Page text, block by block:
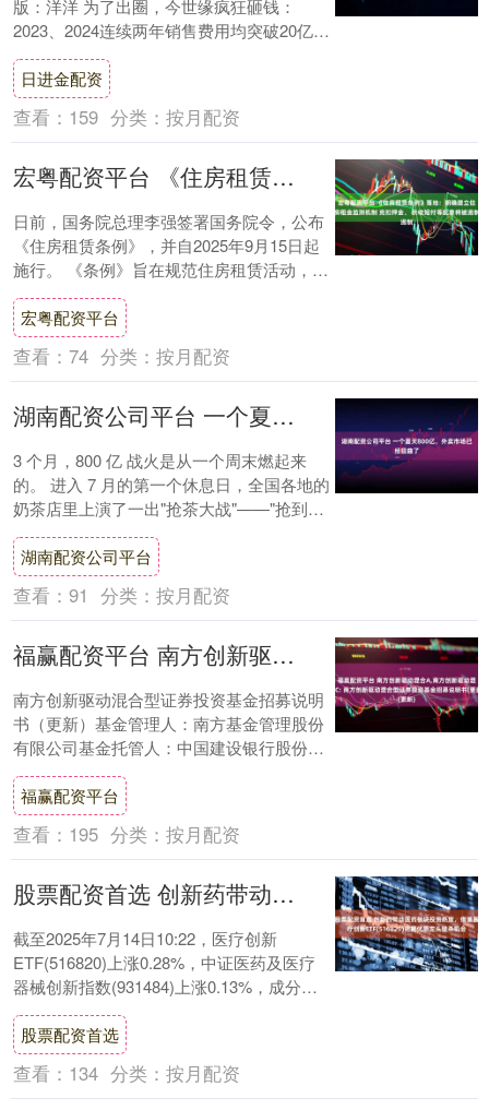
版：洋洋 为了出圈，今世缘疯狂砸钱：
2023、2024连续两年销售费用均突破20亿。
可惜流量这门功课没学好，翻车比出圈快....
日进金配资
查看： 159 分类： 按月配资
宏粤配资平台 《住房租赁条例》落地：明确建立住房租金监测机制 克扣押金、 长收短付等乱象将被遏制
日前，国务院总理李强签署国务院令，公布
《住房租赁条例》，并自2025年9月15日起
施行。 《条例》旨在规范住房租赁活动，维
护住房租赁活动当事人合法权益，稳定住
房....
宏粤配资平台
查看： 74 分类： 按月配资
湖南配资公司平台 一个夏天800亿，外卖市场已经扭曲了
3 个月，800 亿 战火是从一个周末燃起来
的。 进入 7 月的第一个休息日，全国各地的
奶茶店里上演了一出"抢茶大战"——"抢到什
么算什么""骑手自己上阵打包奶....
湖南配资公司平台
查看： 91 分类： 按月配资
福赢配资平台 南方创新驱动混合A,南方创新驱动混合C: 南方创新驱动混合型证券投资基金招募说明书(更新)
南方创新驱动混合型证券投资基金招募说明
书（更新）基金管理人：南方基金管理股份
有限公司基金托管人：中国建设银行股份有
限公司截止日：2025年06月18日南方创新
驱....
福赢配资平台
查看： 195 分类： 按月配资
股票配资首选 创新药带动医药板块投资热度，借道医疗创新ETF(516820)把握优质龙头错杀机会
截至2025年7月14日10:22，医疗创新
ETF(516820)上涨0.28%，中证医药及医疗
器械创新指数(931484)上涨0.13%，成分股
艾力斯(688....
股票配资首选
查看： 134 分类： 按月配资